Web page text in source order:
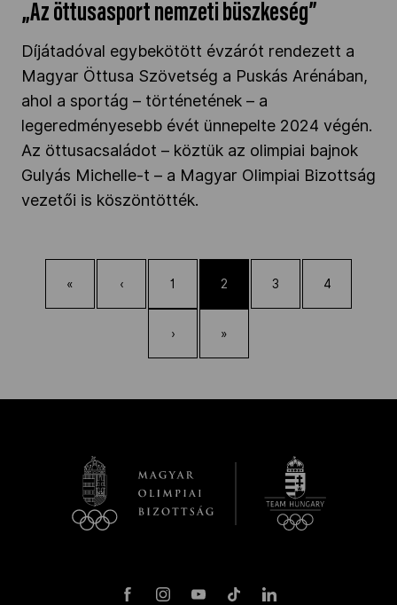
„Az öttusasport nemzeti büszkeség”
Díjátadóval egybekötött évzárót rendezett a
Magyar Öttusa Szövetség a Puskás Arénában,
ahol a sportág – történetének – a
legeredményesebb évét ünnepelte 2024 végén.
Az öttusacsaládot – köztük az olimpiai bajnok
Gulyás Michelle-t – a Magyar Olimpiai Bizottság
vezetői is köszöntötték.
« ‹ 1 2 3 4
› »